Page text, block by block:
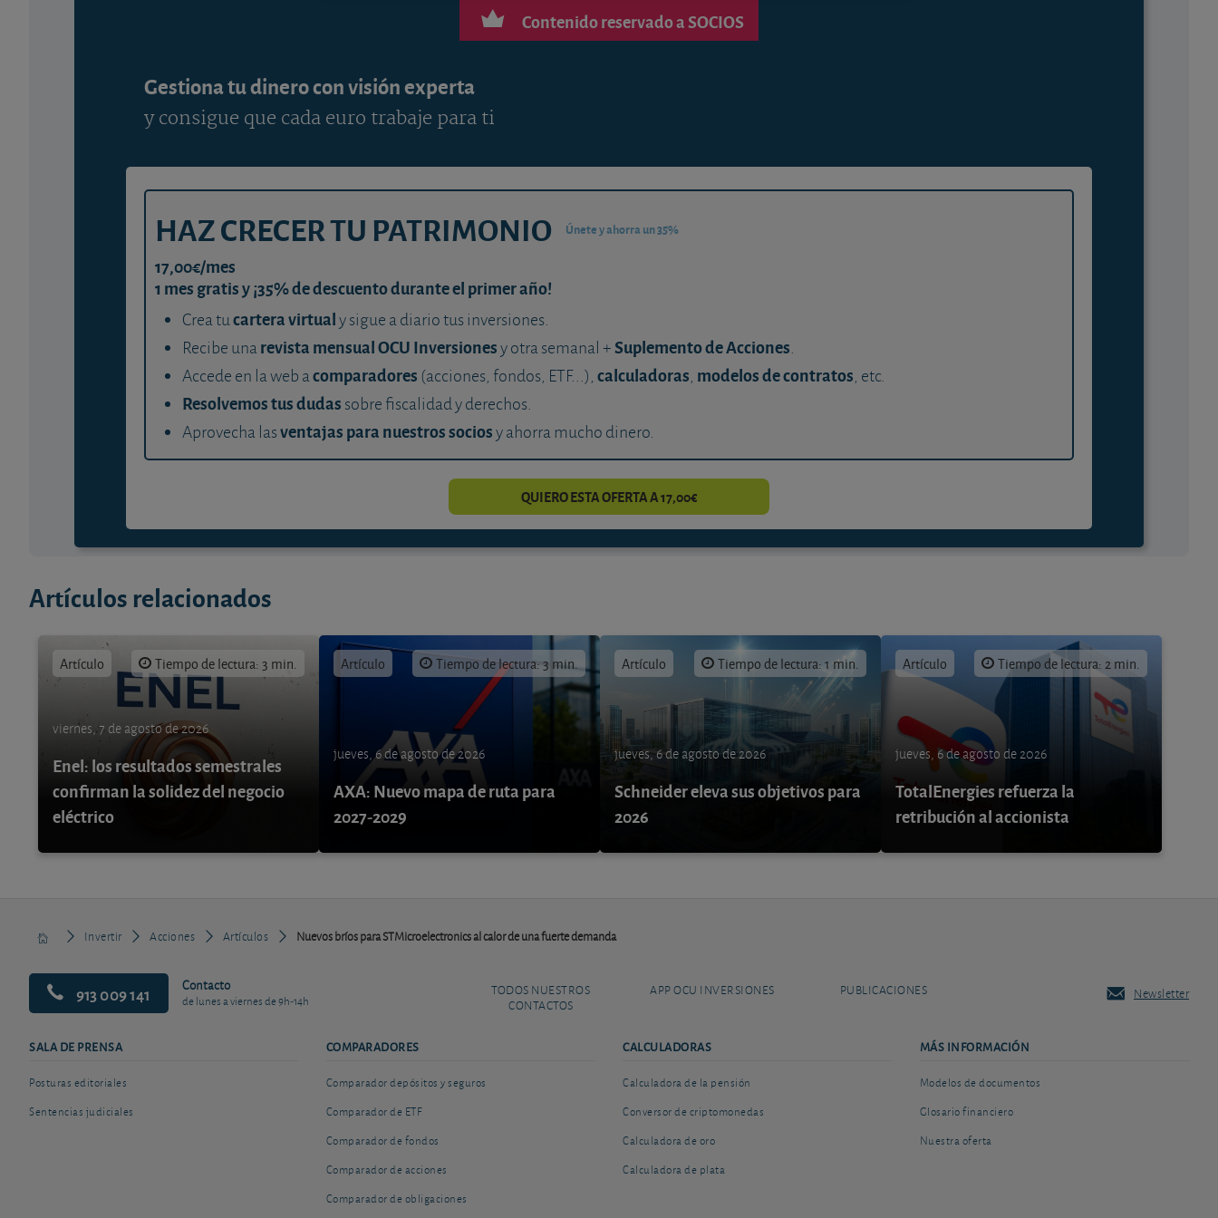
Contenido reservado a SOCIOS
Gestiona tu dinero con visión experta
y consigue que cada euro trabaje para ti
HAZ CRECER TU PATRIMONIO Únete y ahorra un 35%
17,00€/mes
1 mes gratis y ¡35% de descuento durante el primer año!
Crea tucartera virtualy sigue a diario tus inversiones.
Recibe unarevista mensual OCU Inversionesy otra semanal +Suplemento de Acciones.
Accede en la web acomparadores (acciones, fondos, ETF...), calculadoras, modelos de contratos, etc.
Resolvemos tus dudas sobre fiscalidad y derechos.
Aprovecha lasventajas para nuestros sociosy ahorra mucho dinero.
QUIERO ESTA OFERTA A 17,00€
Artículos relacionados
Artículo Tiempo de lectura: 3 min.
viernes, 7 de agosto de 2026
Enel: los resultados semestrales
confirman la solidez del negocio
eléctrico
Artículo Tiempo de lectura: 3 min.
jueves, 6 de agosto de 2026
AXA: Nuevo mapa de ruta para
2027-2029
Artículo Tiempo de lectura: 1 min.
jueves, 6 de agosto de 2026
Schneider eleva sus objetivos para
2026
Artículo Tiempo de lectura: 2 min.
jueves, 6 de agosto de 2026
TotalEnergies refuerza la
retribución al accionista
Invertir Acciones Artículos Nuevos bríos para STMicroelectronics al calor de una fuerte demanda
913 009 141 Contacto
de lunes a viernes de 9h-14h
TODOS NUESTROS
CONTACTOS
APP OCU INVERSIONES PUBLICACIONES Newsletter
SALA DE PRENSA
Posturas editoriales
Sentencias judiciales
COMPARADORES
Comparador depósitos y seguros
Comparador de ETF
Comparador de fondos
Comparador de acciones
Comparador de obligaciones
CALCULADORAS
Calculadora de la pensión
Conversor de criptomonedas
Calculadora de oro
Calculadora de plata
MÁS INFORMACIÓN
Modelos de documentos
Glosario financiero
Nuestra oferta